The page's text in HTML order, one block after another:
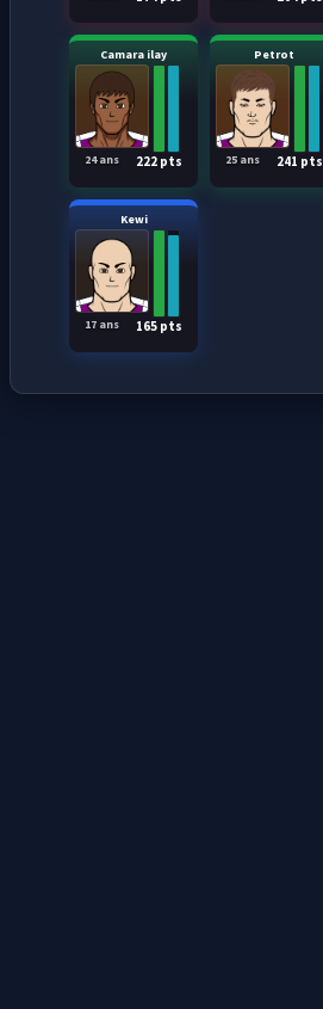
Camara ilay
222 pts
24 ans
Petrot
241 pts
25 ans
Kewi
165 pts
17 ans